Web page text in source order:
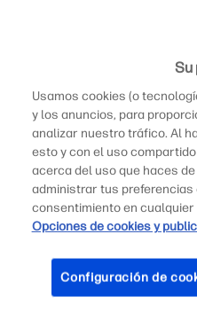
Su
Usamos cookies (o
y los anuncios, para
analizar nuestro tráfico. Al
esto y con el uso
acerca del uso que haces
administrar tus preferencias
consentimiento en
Opciones de cookies y
Configuración de